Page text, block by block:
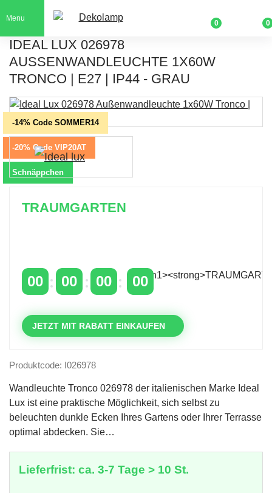
Menu
0 0
IDEAL LUX 026978
AUSSENWANDLEUCHTE 1X60W T
RONCO | E27 | IP44 - GRAU
-14% Code SOMMER14
-20% Code VIP20AT
Schnäppchen
TRAUMGARTEN
00 00 00 00
JETZT MIT RABATT EINKAUFEN
Produktcode: I026978
Wandleuchte Tronco 026978 der italienischen Marke Ideal
Lux ist eine praktische Möglichkeit, sich selbst zu
beleuchten dunkle Ecken Ihres Gartens oder Ihrer Terrasse
optimal abdecken. Sie…
Lieferfrist: ca. 3-7 Tage > 10 St.